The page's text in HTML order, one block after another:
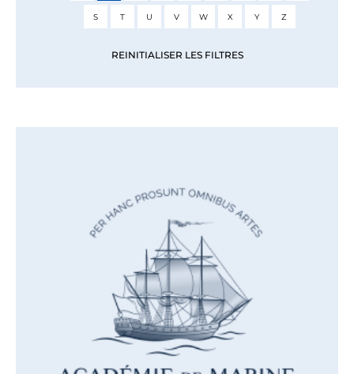
S T U V W X Y Z
REINITIALISER LES FILTRES